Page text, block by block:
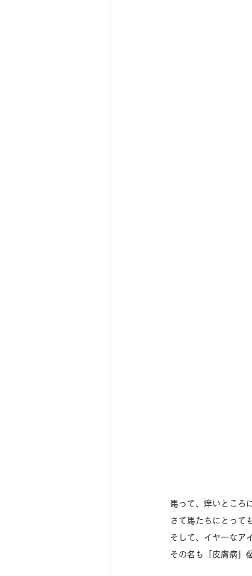
馬って、痒いところ
さて馬たちにとって
そして、イヤーなア
その名も「皮膚病」